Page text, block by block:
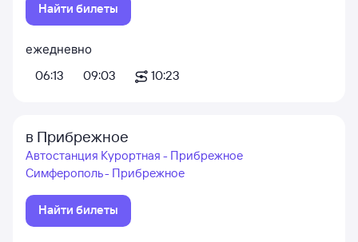
Найти билеты
ежедневно
06:13
09:03 10:23
в Прибрежное
Автостанция Курортная - Прибрежное
Симферополь - Прибрежное
Найти билеты